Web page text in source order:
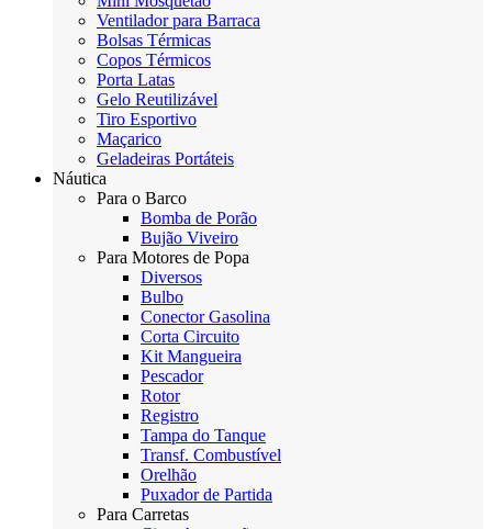
Ventilador para Barraca
Bolsas Térmicas
Copos Térmicos
Porta Latas
Gelo Reutilizável
Tiro Esportivo
Maçarico
Geladeiras Portáteis
Náutica
Para o Barco
Bomba de Porão
Bujão Viveiro
Para Motores de Popa
Diversos
Bulbo
Conector Gasolina
Corta Circuito
Kit Mangueira
Pescador
Rotor
Registro
Tampa do Tanque
Transf. Combustível
Orelhão
Puxador de Partida
Para Carretas